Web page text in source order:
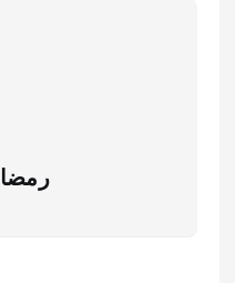
رمضان حلمي